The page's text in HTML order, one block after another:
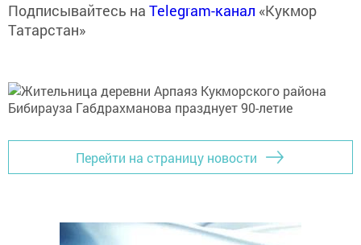
Подписывайтесь на Telegram-канал «Кукмор
Татарстан»
Перейти на страницу новости